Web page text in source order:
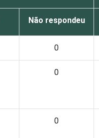
Não respondeu
0
0
0